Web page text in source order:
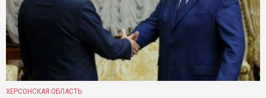
ХЕРСОНСКАЯ ОБЛАСТЬ